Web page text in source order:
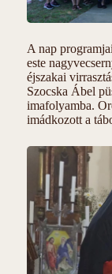
A nap
este
éjszakai
Szocska Ábel
imafolyamba.
imádkozott a